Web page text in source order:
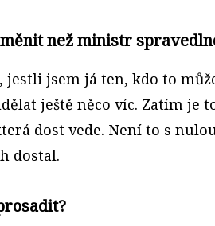
než ministr
jestli jsem já ten, kdo to
ještě něco víc. Zatím je
dost vede. Není to s
dostal.